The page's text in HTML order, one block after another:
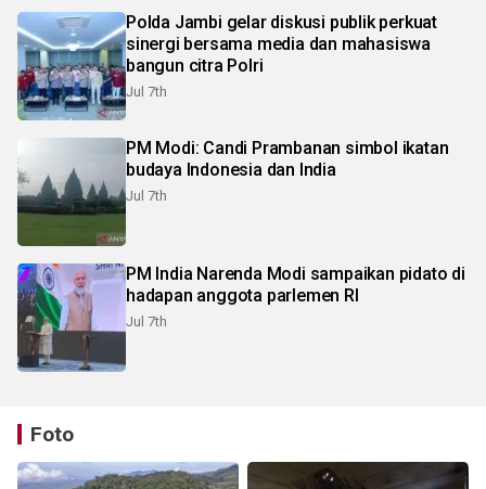
Polda Jambi gelar diskusi publik perkuat
sinergi bersama media dan mahasiswa
bangun citra Polri
Jul 7th
PM Modi: Candi Prambanan simbol ikatan
budaya Indonesia dan India
Jul 7th
PM India Narenda Modi sampaikan pidato di
hadapan anggota parlemen RI
Jul 7th
Foto